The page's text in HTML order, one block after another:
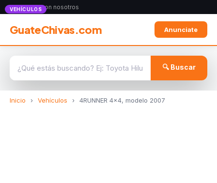
Anunciate con nosotros
GuateChivas.com Anunciate
🔍 Buscar
Inicio › Vehículos › 4RUNNER 4x4, modelo 2007
VEHÍCULOS